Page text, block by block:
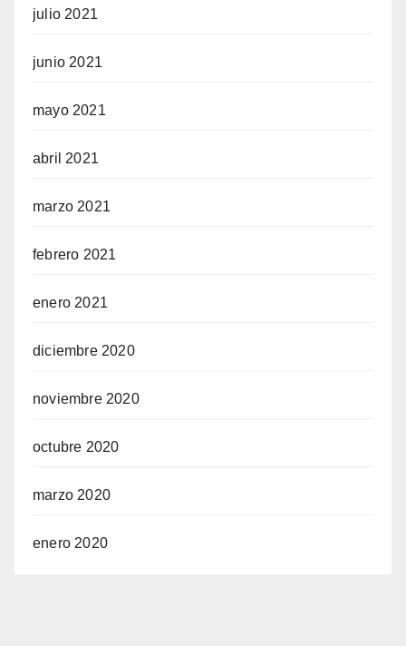
julio 2021
junio 2021
mayo 2021
abril 2021
marzo 2021
febrero 2021
enero 2021
diciembre 2020
noviembre 2020
octubre 2020
marzo 2020
enero 2020